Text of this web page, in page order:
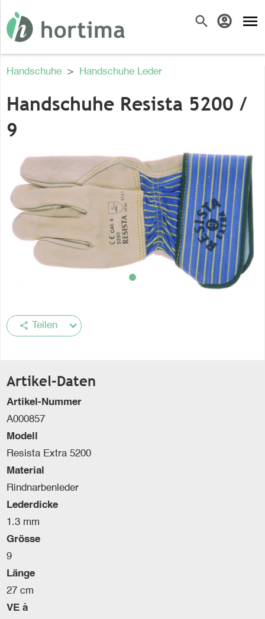
search account_circle menu
Handschuhe > Handschuhe Leder
Handschuhe Resista 5200 /
9
share Teilen
Artikel-Daten
Artikel-Nummer
A000857
Modell
Resista Extra 5200
Material
Rindnarbenleder
Lederdicke
1.3 mm
Grösse
9
Länge
27 cm
VE à